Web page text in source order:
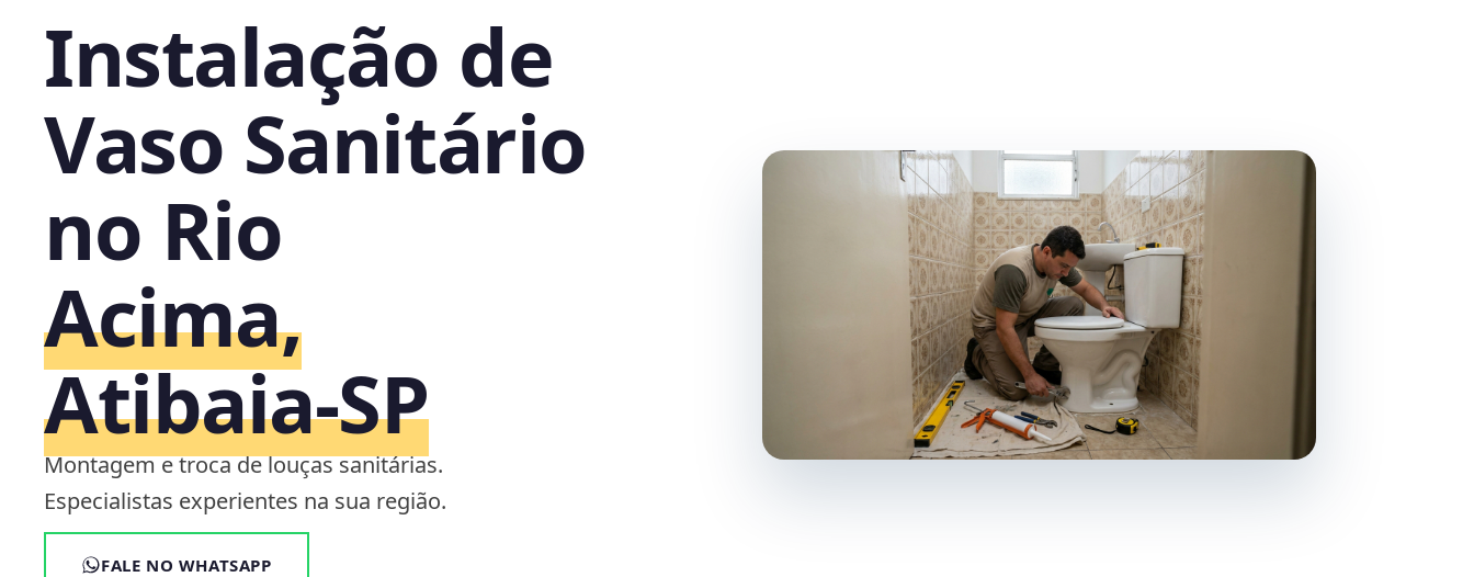
Instalação de
Vaso Sanitário
no Rio
Acima,
Atibaia‑SP
Montagem e troca de louças sanitárias.
Especialistas experientes na sua região.
FALE NO WHATSAPP